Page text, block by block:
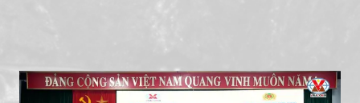
TKV - Công an tỉnh Quảng Ninh tiếp tục nâng cao